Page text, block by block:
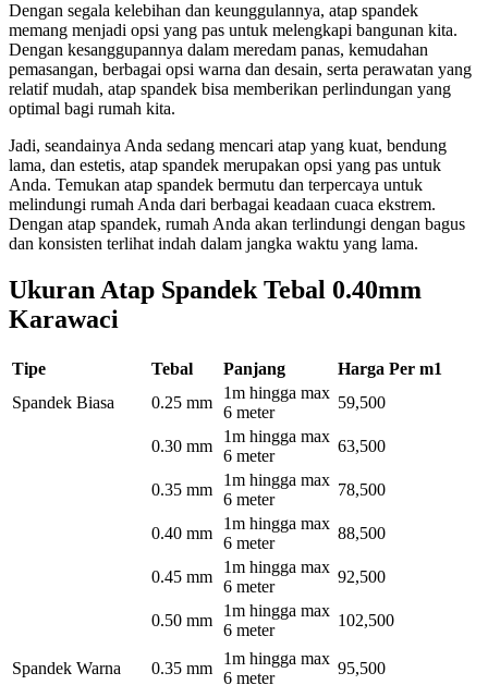
Dengan segala kelebihan dan keunggulannya, atap spandek
memang menjadi opsi yang pas untuk melengkapi bangunan kita.
Dengan kesanggupannya dalam meredam panas, kemudahan
pemasangan, berbagai opsi warna dan desain, serta perawatan yang
relatif mudah, atap spandek bisa memberikan perlindungan yang
optimal bagi rumah kita.
Jadi, seandainya Anda sedang mencari atap yang kuat, bendung
lama, dan estetis, atap spandek merupakan opsi yang pas untuk
Anda. Temukan atap spandek bermutu dan terpercaya untuk
melindungi rumah Anda dari berbagai keadaan cuaca ekstrem.
Dengan atap spandek, rumah Anda akan terlindungi dengan bagus
dan konsisten terlihat indah dalam jangka waktu yang lama.
Ukuran Atap Spandek Tebal 0.40mm
Karawaci
Tipe Tebal Panjang
Harga Per m1
Spandek Biasa
0.25 mm
1m hingga max
6 meter
59,500
0.30 mm
1m hingga max
6 meter
63,500
0.35 mm
1m hingga max
6 meter
78,500
0.40 mm
1m hingga max
6 meter
88,500
0.45 mm
1m hingga max
6 meter
92,500
0.50 mm
1m hingga max
6 meter
102,500
Spandek Warna 0.35 mm
1m hingga max
6 meter
95,500